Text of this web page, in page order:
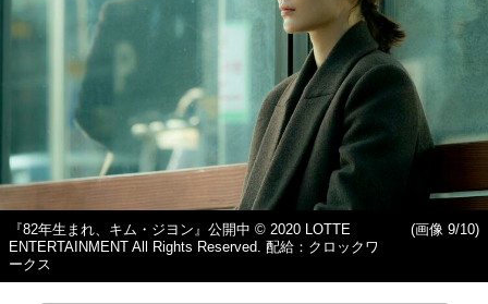
『82年生まれ、キム・ジヨン』公開中 © 2020 LOTTE
ENTERTAINMENT All Rights Reserved. 配給：クロックワ
ークス
(画像 9/10)